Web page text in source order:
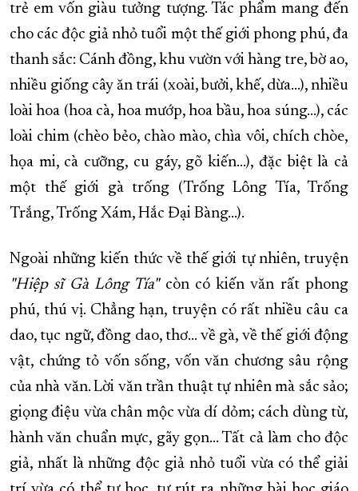
trẻ em vốn giàu tưởng tượng. Tác phẩm mang đến
cho các độc giả nhỏ tuổi một thế giới phong phú, đa
thanh sắc: Cánh đồng, khu vườn với hàng tre, bờ ao,
nhiều giống cây ăn trái (xoài, bưởi, khế, dừa...), nhiều
loài hoa (hoa cà, hoa mướp, hoa bầu, hoa súng...), các
loài chim (chèo bẻo, chào mào, chìa vôi, chích chòe,
họa mi, cà cưỡng, cu gáy, gõ kiến...), đặc biệt là cả
một thế giới gà trống (Trống Lông Tía, Trống
Trắng, Trống Xám, Hắc Đại Bàng...).
Ngoài những kiến thức về thế giới tự nhiên, truyện
"Hiệp sĩ Gà Lông Tía"còn có kiến văn rất phong
phú, thú vị. Chẳng hạn, truyện có rất nhiều câu ca
dao, tục ngữ, đồng dao, thơ... về gà, về thế giới động
vật, chứng tỏ vốn sống, vốn văn chương sâu rộng
của nhà văn. Lời văn trần thuật tự nhiên mà sắc sảo;
giọng điệu vừa chân mộc vừa dí dỏm; cách dùng từ,
hành văn chuẩn mực, gãy gọn... Tất cả làm cho độc
giả, nhất là những độc giả nhỏ tuổi vừa có thể giải